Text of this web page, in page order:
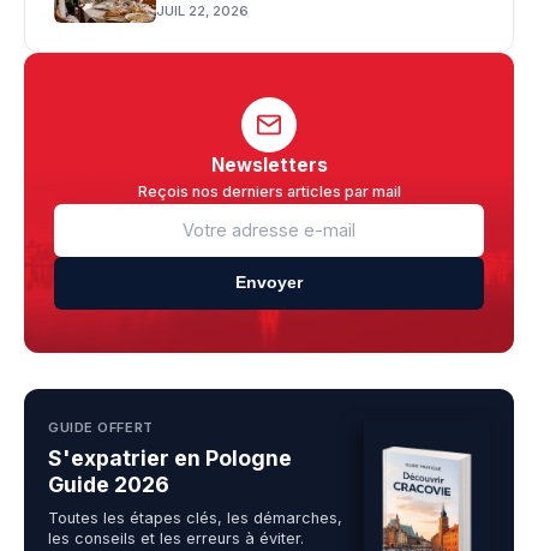
JUIL 22, 2026
Newsletters
Reçois nos derniers articles par mail
Envoyer
GUIDE OFFERT
S'expatrier en Pologne
Guide 2026
Toutes les étapes clés, les démarches,
les conseils et les erreurs à éviter.